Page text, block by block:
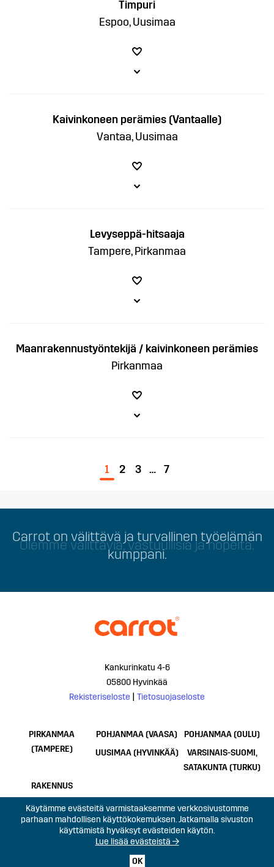
Timpuri
Espoo, Uusimaa
Kaivinkoneen perämies (Vantaalle)
Vantaa, Uusimaa
Levyseppä-hitsaaja
Tampere, Pirkanmaa
Maanrakennustyöntekijä / kaivinkoneen perämies
Pirkanmaa
1 2 3 … 7
Carrot on välittävä ja turvallinen työelämän
kumppani.
Olemme välittäviä, vastuullisia ja nopeita.
Kankurinkatu 4-6
05800 Hyvinkää
Rekisteriseloste
Tietosuojaseloste
PIRKANMAA
(TAMPERE)
POHJANMAA (VAASA)
POHJANMAA (OULU)
UUSIMAA (HYVINKÄÄ)
VARSINAIS-SUOMI,
SATAKUNTA (TURKU)
RAKENNUS
Käytämme evästeitä varmistaaksemme verkkosivustomme
parhaan mahdollisen käyttökokemuksen. Jatkamalla sivuston
käyttämistä hyväksyt evästeiden käytön.
Lue lisää evästeistä →
OK